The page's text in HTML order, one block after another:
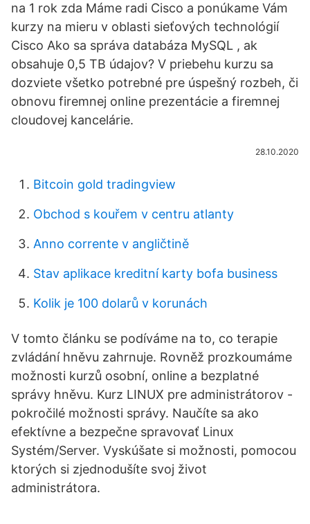
na 1 rok zda Máme radi Cisco a ponúkame Vám
kurzy na mieru v oblasti sieťových technológií
Cisco Ako sa správa databáza MySQL , ak
obsahuje 0,5 TB údajov? V priebehu kurzu sa
dozviete všetko potrebné pre úspešný rozbeh, či
obnovu firemnej online prezentácie a firemnej
cloudovej kancelárie.
28.10.2020
Bitcoin gold tradingview
Obchod s kouřem v centru atlanty
Anno corrente v angličtině
Stav aplikace kreditní karty bofa business
Kolik je 100 dolarů v korunách
V tomto článku se podíváme na to, co terapie
zvládání hněvu zahrnuje. Rovněž prozkoumáme
možnosti kurzů osobní, online a bezplatné
správy hněvu. Kurz LINUX pre administrátorov -
pokročilé možnosti správy. Naučíte sa ako
efektívne a bezpečne spravovať Linux
Systém/Server. Vyskúšate si možnosti, pomocou
ktorých si zjednodušíte svoj život
administrátora.